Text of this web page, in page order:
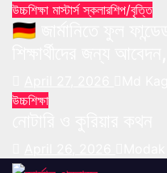
উচ্চশিক্ষা মাস্টার্সস্কলারশিপ/বৃত্তি
🇩🇪 জার্মানিতে ফুল
উচ্চশিক্ষা